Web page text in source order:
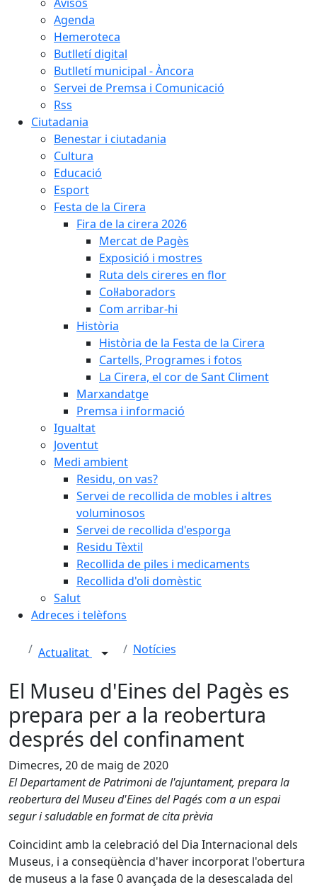
Agenda
Hemeroteca
Butlletí digital
Butlletí municipal - Àncora
Servei de Premsa i Comunicació
Rss
Ciutadania
Benestar i ciutadania
Cultura
Educació
Esport
Festa de la Cirera
Fira de la cirera 2026
Mercat de Pagès
Exposició i mostres
Ruta dels cireres en flor
Col·laboradors
Com arribar-hi
Història
Història de la Festa de la Cirera
Cartells, Programes i fotos
La Cirera, el cor de Sant Climent
Marxandatge
Premsa i informació
Igualtat
Joventut
Medi ambient
Residu, on vas?
Servei de recollida de mobles i altres
voluminosos
Servei de recollida d'esporga
Residu Tèxtil
Recollida de piles i medicaments
Recollida d'oli domèstic
Salut
Adreces i telèfons
Actualitat Notícies
El Museu d'Eines del Pagès es
prepara per a la reobertura
després del confinament
Dimecres, 20 de maig de 2020
El Departament de Patrimoni de l'ajuntament, prepara la
reobertura del Museu d'Eines del Pagés com a un espai
segur i saludable en format de cita prèvia
Coincidint amb la celebració del Dia Internacional dels
Museus, i a conseqüència d'haver incorporat l'obertura
de museus a la fase 0 avançada de la desescalada del